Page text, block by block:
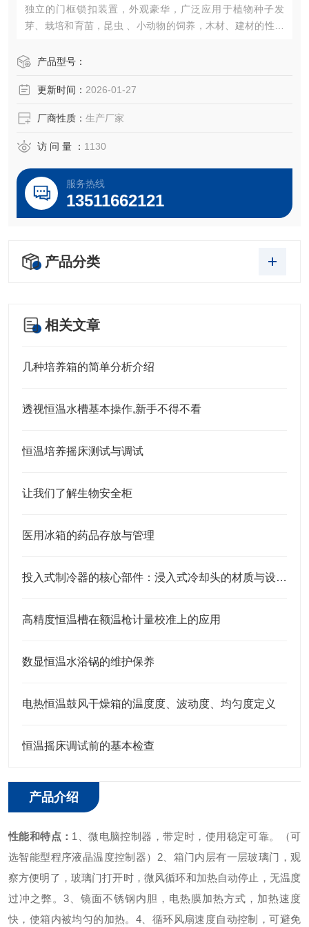
独立的门框锁扣装置，外观豪华，广泛应用于植物种子发
芽、栽培和育苗，昆虫 、小动物的饲养，木材、建材的性能
制）。产品型号：
更新时间： 2026-01-27
厂商性质： 生产厂家
访 问 量 ： 1130
服务热线
13511662121
产品分类
相关文章
几种培养箱的简单分析介绍
透视恒温水槽基本操作,新手不得不看
恒温培养摇床测试与调试
让我们了解生物安全柜
医用冰箱的药品存放与管理
投入式制冷器的核心部件：浸入式冷却头的材质与设计特点
高精度恒温槽在额温枪计量校准上的应用
数显恒温水浴锅的维护保养
电热恒温鼓风干燥箱的温度度、波动度、均匀度定义
恒温摇床调试前的基本检查
产品介绍
性能和特点： 1、微电脑控制器，带定时，使用稳定可靠。（可
选智能型程序液晶温度控制器） 2、箱门内层有一层玻璃门，观
察方便明了，玻璃门打开时，微风循环和加热自动停止，无温度
过冲之弊。 3、镜面不锈钢内胆，电热膜加热方式，加热速度
快，使箱内被均匀的加热。 4、循环风扇速度自动控制，可避免